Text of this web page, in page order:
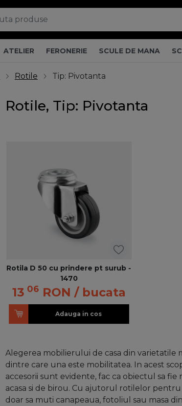
ATELIER FERONERIE SCULE DE MANA
Rotile Tip: Pivotanta
Rotile, Tip: Pivotanta
Rotila D 50 cu prindere pt surub -
1470
13 06 RON / bucata
Adauga in cos
Alegerea mobilierului de casa din varietatile
dintre care una este mobilitatea. In acest
accesorii sunt evidente, fac ca obiectul sa
acasa si de birou. Cu ajutorul rotilelor
doar sa muti canapeaua, fotoliul sau masa